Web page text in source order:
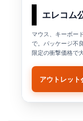
エレコム
マウス、キーボー
で。パッケージ不
限定の衝撃価格で
アウトレット